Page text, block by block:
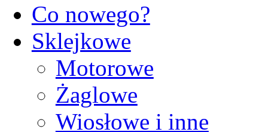
Co nowego?
Sklejkowe
Motorowe
Żaglowe
Wiosłowe i inne